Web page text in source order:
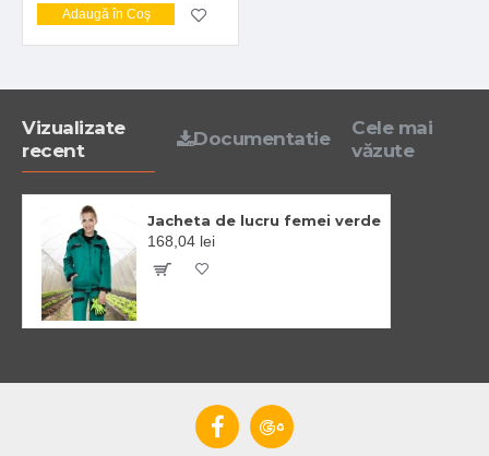
Adaugă în Coş
Vizualizate
recent
Documentatie
Cele mai
văzute
Jacheta de lucru femei verde
168,04 lei